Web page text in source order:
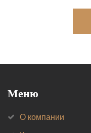
Меню
О компании